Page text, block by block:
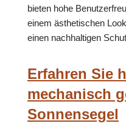
bieten hohe
einem ästhetischen
einen nachhaltigen
Erfahren Sie
mechanisch
Sonnensegel